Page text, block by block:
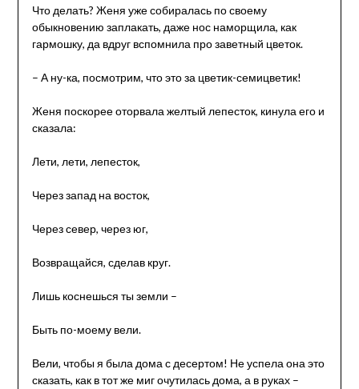
Что делать? Женя уже собиралась по своему
обыкновению заплакать, даже нос наморщила, как
гармошку, да вдруг вспомнила про заветный цветок.
– А ну-ка, посмотрим, что это за цветик-семицветик!
Женя поскорее оторвала желтый лепесток, кинула его и
сказала:
Лети, лети, лепесток,
Через запад на восток,
Через север, через юг,
Возвращайся, сделав круг.
Лишь коснешься ты земли –
Быть по-моему вели.
Вели, чтобы я была дома с десертом! Не успела она это
сказать, как в тот же миг очутилась дома, а в руках –